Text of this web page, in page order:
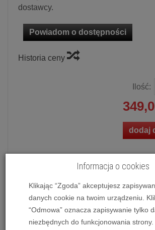
dostawcy.
Powiadom o dostępności
Historia ceny
Ilość:
dodaj
Kabel do subwoofera WireWorld Luna 10
(LSM)
Informacja o cookies
Klikając “Zgoda” akceptujesz
danych cookie na twoim urządzeniu.
“Odmowa” oznacza zapisywanie tylko
niezbędnych do funkcjonowania strony.